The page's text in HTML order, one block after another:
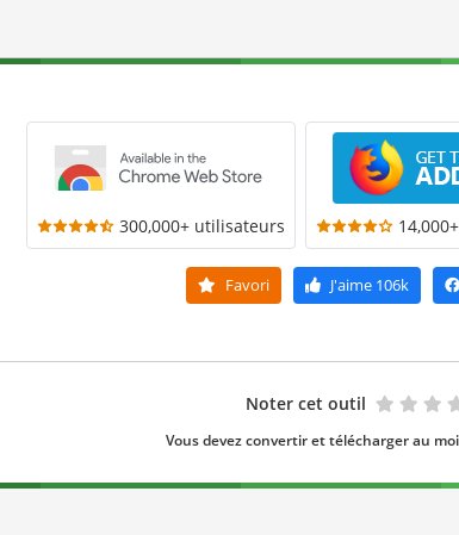
300,000+ utilisateurs
Favori J'aime106k
Noter cet outil
Vous devez convertir et télécharger au